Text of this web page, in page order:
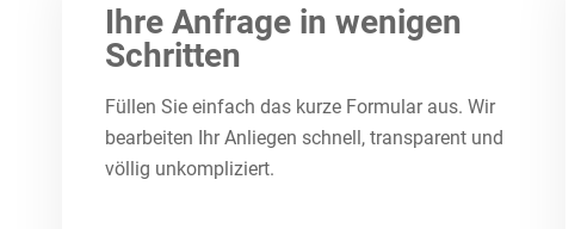
Ihre Anfrage in wenigen
Schritten
Füllen Sie einfach das kurze Formular aus. Wir
bearbeiten Ihr Anliegen schnell, transparent und
völlig unkompliziert.